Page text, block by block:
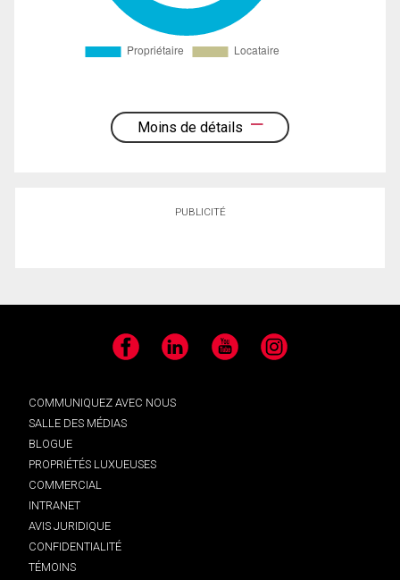
Moins de détails
PUBLICITÉ
Facebook LinkedIn YouTube Instagram
COMMUNIQUEZ AVEC NOUS
SALLE DES MÉDIAS
BLOGUE
PROPRIÉTÉS LUXUEUSES
COMMERCIAL
INTRANET
AVIS JURIDIQUE
CONFIDENTIALITÉ
TÉMOINS